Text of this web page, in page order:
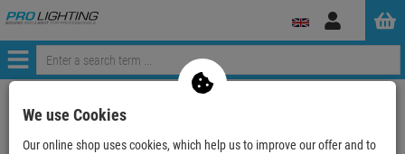
Log
Menü
Continue shopping
Cordial INTRO CFS 0,6 WW-SNOW - 0,6 m, REAN 2 x K…
We use Cookies
Our online shop uses cookies, which help us to improve our offer and to